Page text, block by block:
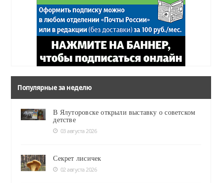
Популярные за неделю
В Ялуторовске открыли выставку о советском
детстве
03 августа 2026
Секрет лисичек
02 августа 2026